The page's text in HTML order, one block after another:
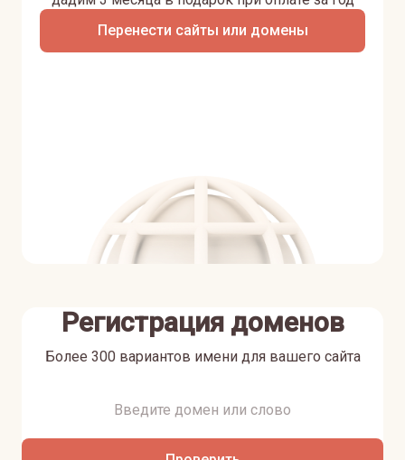
Перенести сайты или домены
Регистрация доменов
Более 300 вариантов имени для вашего сайта